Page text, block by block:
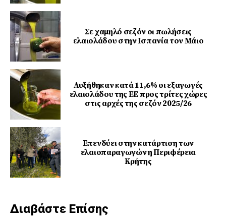
Σε χαμηλό σεζόν οι πωλήσεις
ελαιολάδου στην Ισπανία τον Μάιο
Αυξήθηκαν κατά 11,6% οι εξαγωγές
ελαιολάδου της ΕΕ προς τρίτες χώρες
στις αρχές της σεζόν 2025/26
Επενδύει στην κατάρτιση των
ελαιοπαραγωγών η Περιφέρεια
Κρήτης
Διαβάστε Επίσης